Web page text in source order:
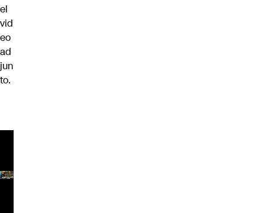
el
vid
eo
ad
jun
to.